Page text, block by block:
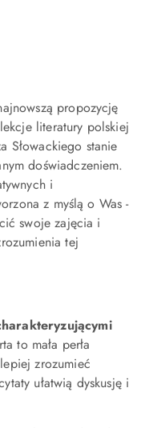
propozycję
literatury polskiej
Słowackiego stanie
doświadczeniem.
i
z myślą o Was -
swoje zajęcia i
tej
to mała perła
zrozumieć
ułatwią dyskusję i